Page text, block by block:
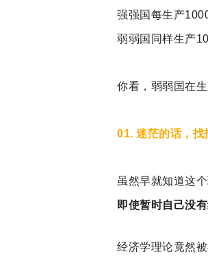
强强国每生产
弱弱国同样生产
你看，弱弱国在
01. 迷茫的话，找
虽然早就知道这
即使暂时自己没
经济学理论竟然